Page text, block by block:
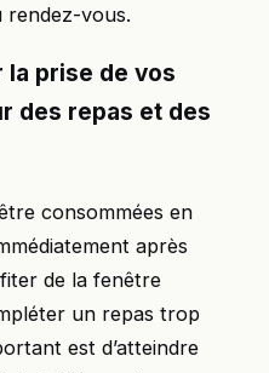
rendez-vous.
la prise de vos
des repas et des
consommées en
après
de la fenêtre
un repas trop
est d’atteindre